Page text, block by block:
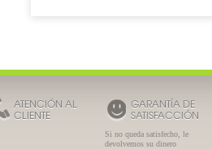
ATENCIÓN AL
CLIENTE
GARANTÍA DE
SATISFACCIÓN
Si no queda satisfecho, le
devolvemos su dinero